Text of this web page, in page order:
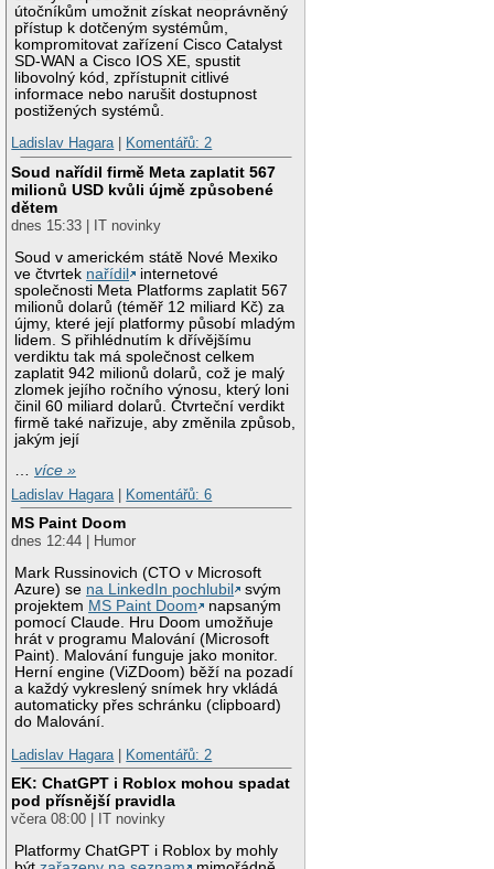
útočníkům umožnit získat neoprávněný
přístup k dotčeným systémům,
kompromitovat zařízení Cisco Catalyst
SD-WAN a Cisco IOS XE, spustit
libovolný kód, zpřístupnit citlivé
informace nebo narušit dostupnost
postižených systémů.
Ladislav Hagara| Komentářů: 2
Soud nařídil firmě Meta zaplatit 567
milionů USD kvůli újmě způsobené
dětem
dnes 15:33 | IT novinky
Soud v americkém státě Nové Mexiko
ve čtvrtek nařídil
internetové
společnosti Meta Platforms zaplatit 567
milionů dolarů (téměř 12 miliard Kč) za
újmy, které její platformy působí mladým
lidem. S přihlédnutím k dřívějšímu
verdiktu tak má společnost celkem
zaplatit 942 milionů dolarů, což je malý
zlomek jejího ročního výnosu, který loni
činil 60 miliard dolarů. Čtvrteční verdikt
firmě také nařizuje, aby změnila způsob,
jakým její
…více »
Ladislav Hagara
Komentářů: 6
MS Paint Doom
dnes 12:44 | Humor
Mark Russinovich (CTO v Microsoft
Azure) se na LinkedIn pochlubil
svým
projektem MS Paint Doom
napsaným
pomocí Claude. Hru Doom umožňuje
hrát v programu Malování (Microsoft
Paint). Malování funguje jako monitor.
Herní engine (ViZDoom) běží na pozadí
a každý vykreslený snímek hry vkládá
automaticky přes schránku (clipboard)
do Malování.
Ladislav Hagara
Komentářů: 2
EK: ChatGPT i Roblox mohou spadat
pod přísnější pravidla
včera 08:00 | IT novinky
Platformy ChatGPT i Roblox by mohly